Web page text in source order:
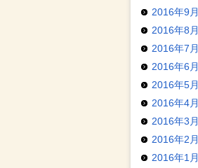
2016年9月
2016年8月
2016年7月
2016年6月
2016年5月
2016年4月
2016年3月
2016年2月
2016年1月